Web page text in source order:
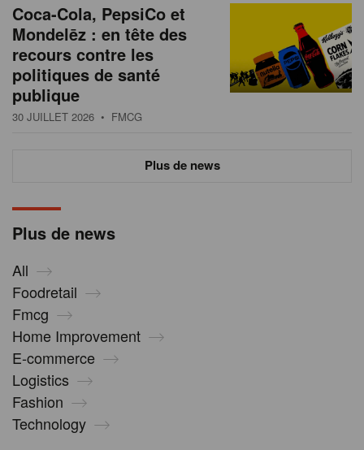
Plus de news
All
Foodretail
Fmcg
Home Improvement
E-commerce
Logistics
Fashion
Technology
Coca-Cola, PepsiCo et
Mondelēz : en tête des
recours contre les
politiques de santé
publique
30 JUILLET 2026 • FMCG
Plus de news